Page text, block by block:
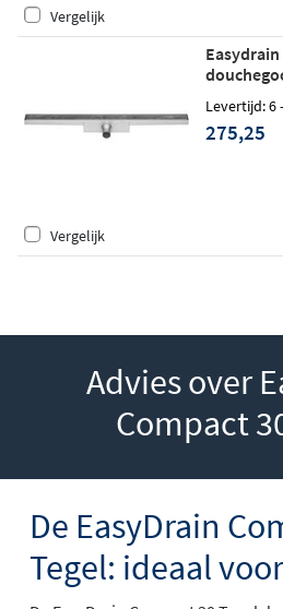
Vergelijk
Easydrain
Levertijd: 6
275,25
Vergelijk
Advies over
Compact
De EasyDrain
Tegel: ideaal